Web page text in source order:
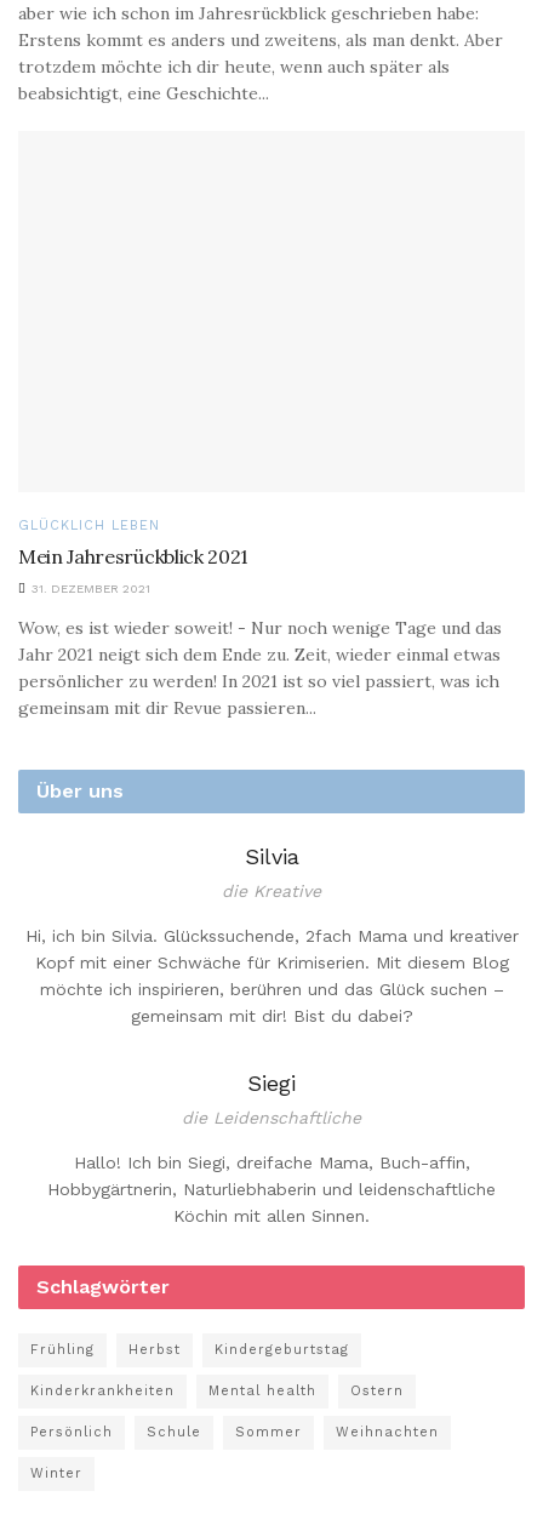
aber wie ich schon im Jahresrückblick geschrieben habe:
Erstens kommt es anders und zweitens, als man denkt. Aber
trotzdem möchte ich dir heute, wenn auch später als
beabsichtigt, eine Geschichte...
GLÜCKLICH LEBEN
Mein Jahresrückblick 2021
31. DEZEMBER 2021
Wow, es ist wieder soweit! - Nur noch wenige Tage und das
Jahr 2021 neigt sich dem Ende zu. Zeit, wieder einmal etwas
persönlicher zu werden! In 2021 ist so viel passiert, was ich
gemeinsam mit dir Revue passieren...
Über uns
Silvia
die Kreative
Hi, ich bin Silvia. Glückssuchende, 2fach Mama und kreativer
Kopf mit einer Schwäche für Krimiserien. Mit diesem Blog
möchte ich inspirieren, berühren und das Glück suchen –
gemeinsam mit dir! Bist du dabei?
Siegi
die Leidenschaftliche
Hallo! Ich bin Siegi, dreifache Mama, Buch-affin,
Hobbygärtnerin, Naturliebhaberin und leidenschaftliche
Köchin mit allen Sinnen.
Schlagwörter
Frühling Herbst Kindergeburtstag
Kinderkrankheiten Mental health Ostern
Persönlich Schule Sommer Weihnachten
Winter